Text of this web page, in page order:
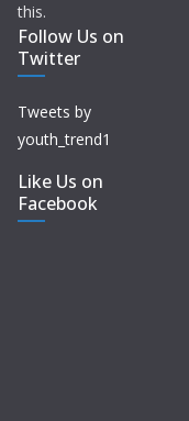
this.
Follow Us on
Twitter
Tweets by
youth_trend1
Like Us on
Facebook